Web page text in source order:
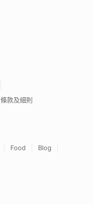
條款及細則
Food
Blog